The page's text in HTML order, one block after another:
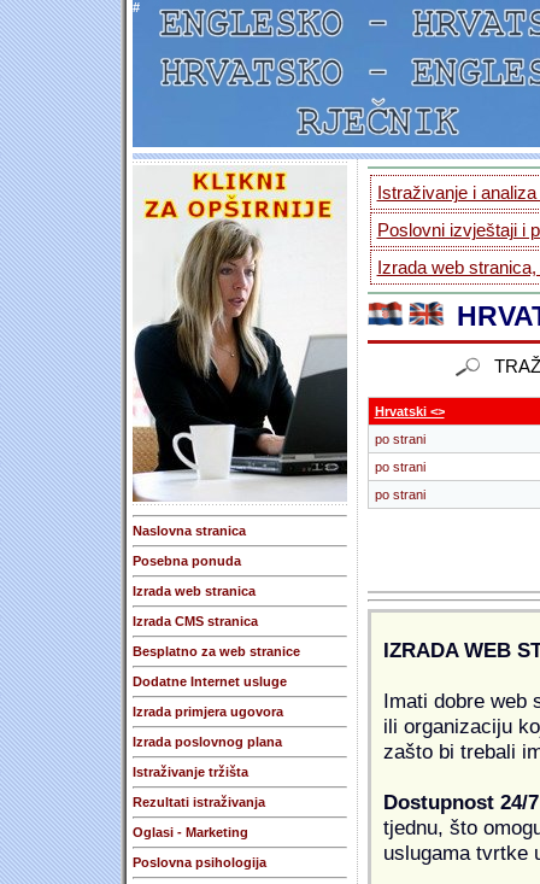
#
Naslovna stranica
Posebna ponuda
Izrada web stranica
Izrada CMS stranica
Besplatno za web stranice
Dodatne Internet usluge
Izrada primjera ugovora
Izrada poslovnog plana
Istraživanje tržišta
Rezultati istraživanja
Oglasi - Marketing
Poslovna psihologija
Istraživanje i
Poslovni izvještaji i
Izrada web
Hrvatski <>
po strani
po strani
po strani
IZRADA WEB
Imati dobre web
ili organizaciju
zašto bi trebali
Dostupnost 24/7
tjednu, što
uslugama tvrtke